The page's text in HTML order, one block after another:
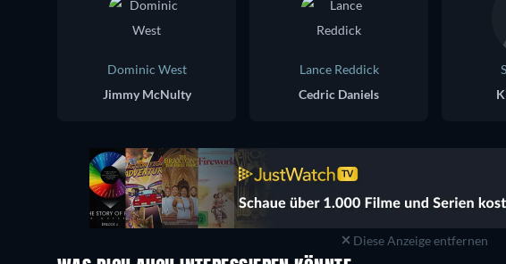
Dominic West
Jimmy McNulty
Lance Reddick
Cedric Daniels
Diese Anzeige entfernen